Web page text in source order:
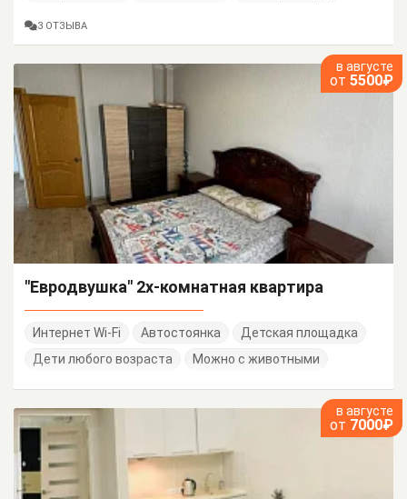
3 ОТЗЫВА
в августе
от 5500₽
"Евродвушка" 2х-комнатная квартира
Интернет Wi-Fi Автостоянка
Детская площадка
Дети любого возраста
Можно с животными
в августе
от 7000₽